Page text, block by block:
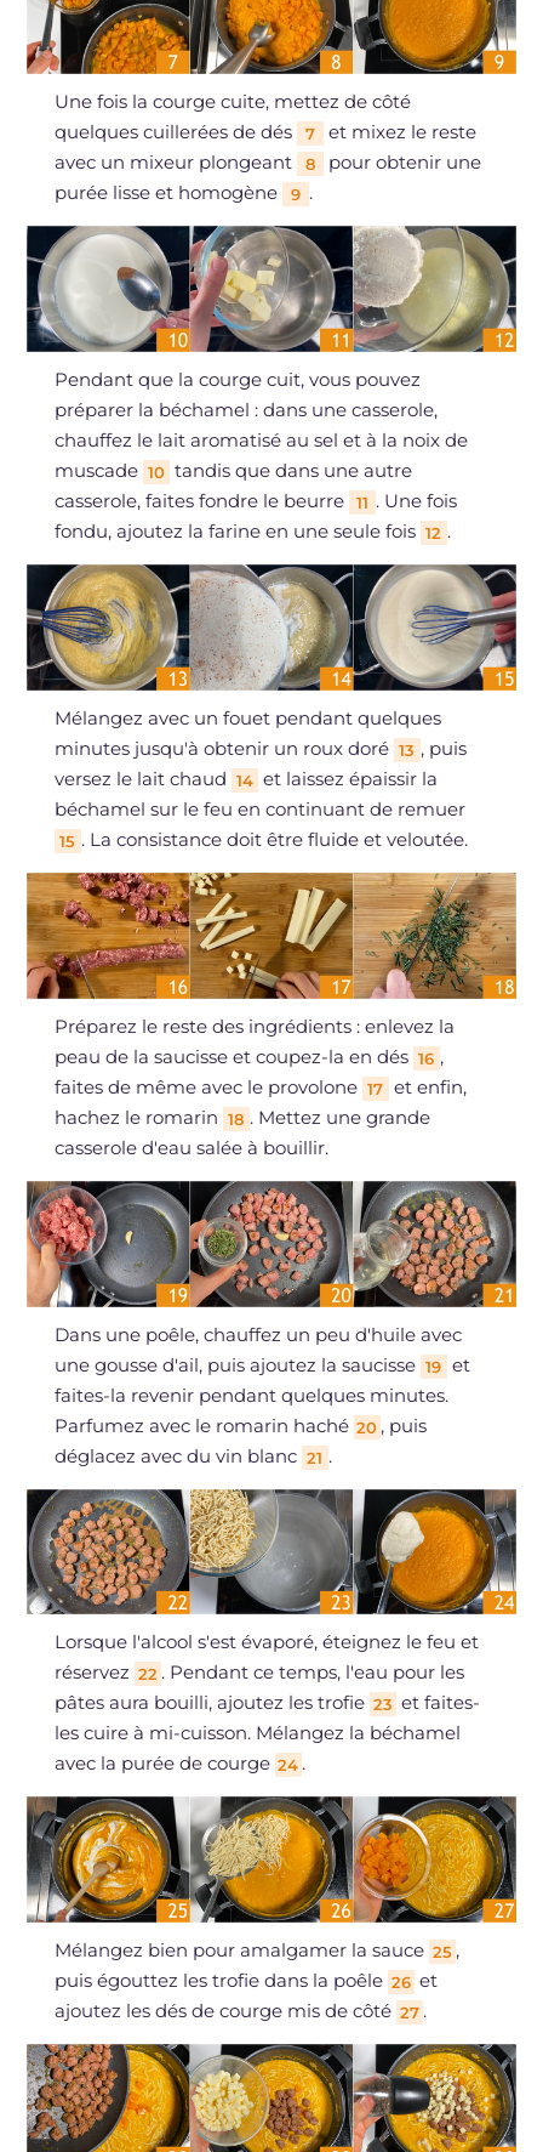
Une fois la courge cuite, mettez de côté
quelques cuillerées de dés
7
et mixez le reste
avec un mixeur plongeant
8
pour obtenir une
purée lisse et homogène
9 .
Pendant que la courge cuit, vous pouvez
préparer la béchamel : dans une casserole,
chauffez le lait aromatisé au sel et à la noix de
muscade 10 tandis que dans une autre
casserole, faites fondre le beurre
11 . Une fois
fondu, ajoutez la farine en une seule fois 12 .
Mélangez avec un fouet pendant quelques
minutes jusqu'à obtenir un roux doré 13 , puis
versez le lait chaud 14 et laissez épaissir la
béchamel sur le feu en continuant de remuer
15 . La consistance doit être fluide et veloutée.
Préparez le reste des ingrédients : enlevez la
peau de la saucisse et coupez-la en dés 16 ,
faites de même avec le provolone 17 et enfin,
hachez le romarin 18 . Mettez une grande
casserole d'eau salée à bouillir.
Dans une poêle, chauffez un peu d'huile avec
une gousse d'ail, puis ajoutez la saucisse 19 et
faites-la revenir pendant quelques minutes.
Parfumez avec le romarin haché 20 , puis
déglacez avec du vin blanc 21 .
Lorsque l'alcool s'est évaporé, éteignez le feu et
réservez 22 . Pendant ce temps, l'eau pour les
pâtes aura bouilli, ajoutez les trofie 23 et faites-
les cuire à mi-cuisson. Mélangez la béchamel
avec la purée de courge 24 .
Mélangez bien pour amalgamer la sauce 25 ,
puis égouttez les trofie dans la poêle 26 et
ajoutez les dés de courge mis de côté 27 .